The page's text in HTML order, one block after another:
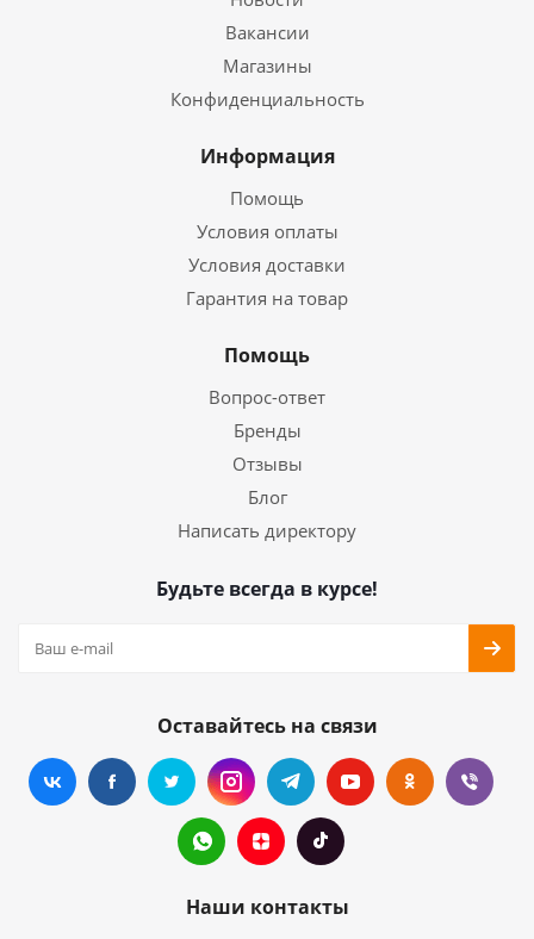
Вакансии
Магазины
Конфиденциальность
Информация
Помощь
Условия оплаты
Условия доставки
Гарантия на товар
Помощь
Вопрос-ответ
Бренды
Отзывы
Блог
Написать директору
Будьте всегда в курсе!
Оставайтесь на связи
Наши контакты